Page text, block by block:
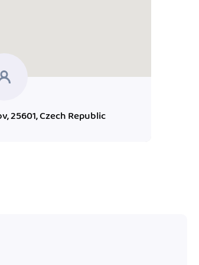
25601, Czech Republic